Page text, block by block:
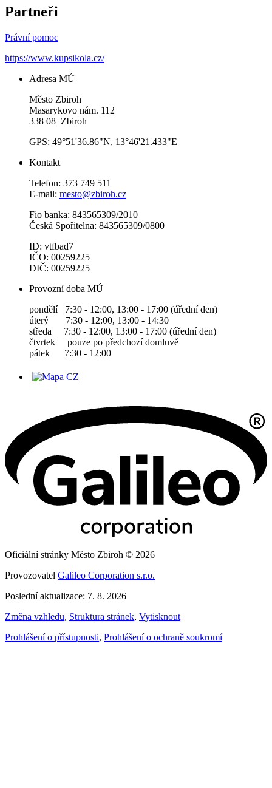
Partneři
Právní pomoc
https://www.kupsikola.cz/
Adresa MÚ
Město Zbiroh
Masarykovo nám. 112
338 08 Zbiroh
GPS: 49°51'36.86"N, 13°46'21.433"E
Kontakt
Telefon: 373 749 511
E-mail: mesto@zbiroh.cz
Fio banka: 843565309/2010
Česká Spořitelna: 843565309/0800
ID: vtfbad7
IČO: 00259225
DIČ: 00259225
Provozní doba MÚ
pondělí 7:30 - 12:00, 13:00 - 17:00 (úřední den)
úterý 7:30 - 12:00, 13:00 - 14:30
středa 7:30 - 12:00, 13:00 - 17:00 (úřední den)
čtvrtek pouze po předchozí domluvě
pátek 7:30 - 12:00
Oficiální stránky Město Zbiroh © 2026
Provozovatel Galileo Corporation s.r.o.
Poslední aktualizace: 7. 8. 2026
Změna vzhledu, Struktura stránek, Vytisknout
Prohlášení o přístupnosti, Prohlášení o ochraně soukromí